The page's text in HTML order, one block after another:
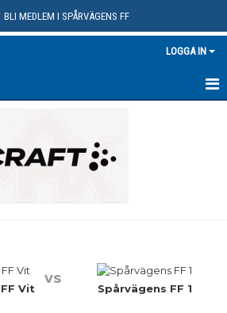
BLI MEDLEM I SPÅRVÄGENS FF
LOGGA IN
Vit
vs
Spårvägens FF 1